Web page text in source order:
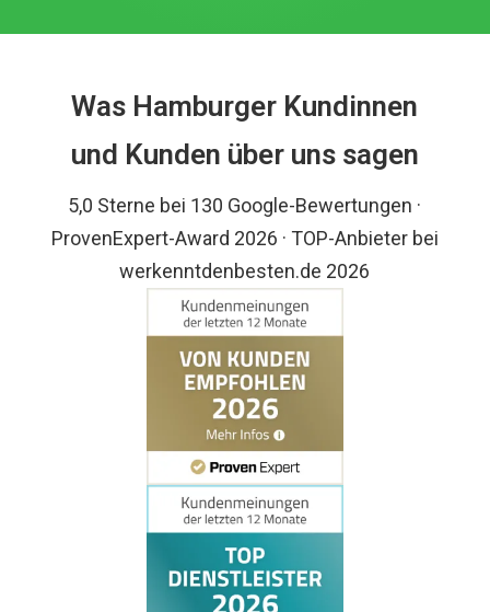
Was Hamburger Kundinnen
und Kunden über uns sagen
5,0 Sterne bei 130 Google-Bewertungen ·
ProvenExpert-Award 2026 · TOP-Anbieter bei
werkenntdenbesten.de 2026